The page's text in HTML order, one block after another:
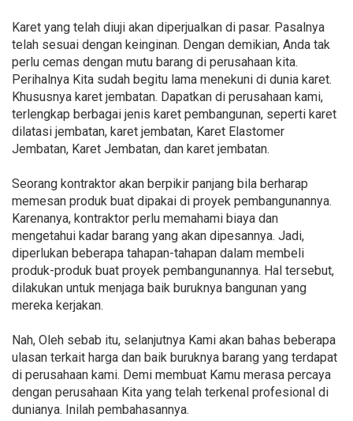
Karet yang telah diuji akan diperjualkan di pasar. Pasalnya
telah sesuai dengan keinginan. Dengan demikian, Anda tak
perlu cemas dengan mutu barang di perusahaan kita.
Perihalnya Kita sudah begitu lama menekuni di dunia karet.
Khususnya karet jembatan. Dapatkan di perusahaan kami,
terlengkap berbagai jenis karet pembangunan, seperti karet
dilatasi jembatan, karet jembatan, Karet Elastomer
Jembatan, Karet Jembatan, dan karet jembatan.
Seorang kontraktor akan berpikir panjang bila berharap
memesan produk buat dipakai di proyek pembangunannya.
Karenanya, kontraktor perlu memahami biaya dan
mengetahui kadar barang yang akan dipesannya. Jadi,
diperlukan beberapa tahapan-tahapan dalam membeli
produk-produk buat proyek pembangunannya. Hal tersebut,
dilakukan untuk menjaga baik buruknya bangunan yang
mereka kerjakan.
Nah, Oleh sebab itu, selanjutnya Kami akan bahas beberapa
ulasan terkait harga dan baik buruknya barang yang terdapat
di perusahaan kami. Demi membuat Kamu merasa percaya
dengan perusahaan Kita yang telah terkenal profesional di
dunianya. Inilah pembahasannya.